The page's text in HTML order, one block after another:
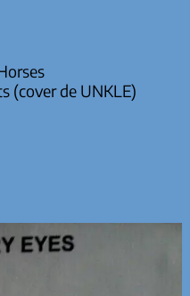
(cover de UNKLE)